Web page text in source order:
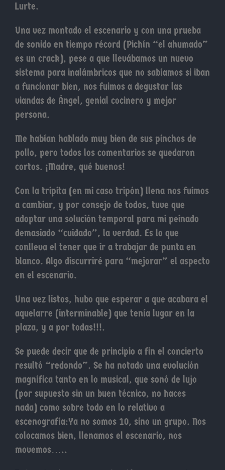
Lurte.
Una vez montado el escenario y con una prueba
de sonido en tiempo récord (Pichín “el ahumado”
es un crack), pese a que llevábamos un nuevo
sistema para inalámbricos que no sabíamos si iban
a funcionar bien, nos fuimos a degustar las
viandas de Ángel, genial cocinero y mejor
persona.
Me habían hablado muy bien de sus pinchos de
pollo, pero todos los comentarios se quedaron
cortos. ¡Madre, qué buenos!
Con la tripita (en mi caso tripón) llena nos fuimos
a cambiar, y por consejo de todos, tuve que
adoptar una solución temporal para mi peinado
demasiado “cuidado”, la verdad. Es lo que
conlleva el tener que ir a trabajar de punta en
blanco. Algo discurriré para “mejorar” el aspecto
en el escenario.
Una vez listos, hubo que esperar a que acabara el
aquelarre (interminable) que tenía lugar en la
plaza, y a por todas!!!.
Se puede decir que de principio a fin el concierto
resultó “redondo”. Se ha notado una evolución
magnífica tanto en lo musical, que sonó de lujo
(por supuesto sin un buen técnico, no haces
nada) como sobre todo en lo relativo a
escenografía:Ya no somos 10, sino un grupo. Nos
colocamos bien, llenamos el escenario, nos
movemos…..